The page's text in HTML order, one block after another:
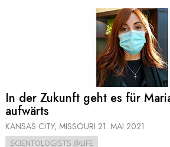
In der Zukunft geht es für
aufwärts
KANSAS CITY, MISSOURI 21. MAI 2021
SCIENTOLOGISTS @LIFE